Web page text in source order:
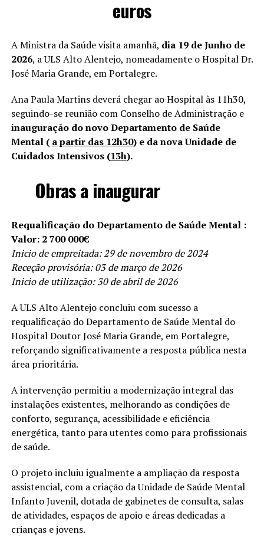
euros
A Ministra da Saúde visita amanhã, dia 19 de Junho de
2026, a ULS Alto Alentejo, nomeadamente o Hospital Dr.
José Maria Grande, em Portalegre.
Ana Paula Martins deverá chegar ao Hospital às 11h30,
seguindo-se reunião com Conselho de Administração e
inauguração do novo Departamento de Saúde
Mental ( a partir das 12h30) e da nova Unidade de
Cuidados Intensivos (13h).
Obras a inaugurar
Requalificação do Departamento de Saúde Mental :
Valor: 2 700 000€
Inicio de empreitada: 29 de novembro de 2024
Receção provisória: 03 de março de 2026
Inicio de utilização: 30 de abril de 2026
A ULS Alto Alentejo concluiu com sucesso a
requalificação do Departamento de Saúde Mental do
Hospital Doutor José Maria Grande, em Portalegre,
reforçando significativamente a resposta pública nesta
área prioritária.
A intervenção permitiu a modernização integral das
instalações existentes, melhorando as condições de
conforto, segurança, acessibilidade e eficiência
energética, tanto para utentes como para profissionais
de saúde.
O projeto incluiu igualmente a ampliação da resposta
assistencial, com a criação da Unidade de Saúde Mental
Infanto Juvenil, dotada de gabinetes de consulta, salas
de atividades, espaços de apoio e áreas dedicadas a
crianças e jovens.